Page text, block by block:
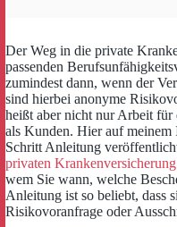
Der Weg in die private
passenden
zumindest dann, wenn der
sind hierbei anonyme
heißt aber nicht nur Arbeit für
als Kunden. Hier auf
Schritt Anleitung
privaten Krankenversicherung
wem Sie wann, welche
Anleitung ist so beliebt, dass
Risikovoranfrage oder